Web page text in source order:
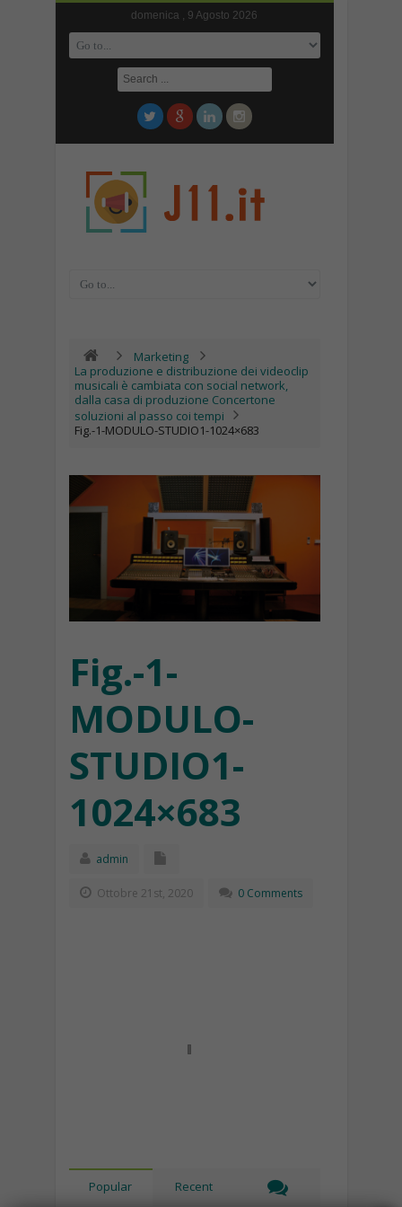
domenica , 9 Agosto 2026
Marketing
La produzione e distribuzione dei videoclip
musicali è cambiata con social network,
dalla casa di produzione Concertone
soluzioni al passo coi tempi
Fig.-1-MODULO-STUDIO1-1024×683
Fig.-1-
MODULO-
STUDIO1-
1024×683
admin
Ottobre 21st, 2020 0 Comments
Popular Recent